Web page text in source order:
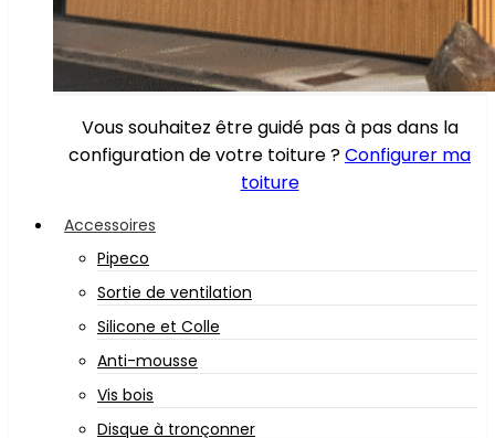
Vous souhaitez être guidé pas à pas dans la
configuration de votre toiture ?Configurer ma
toiture
Accessoires
Pipeco
Sortie de ventilation
Silicone et Colle
Anti-mousse
Vis bois
Disque à tronçonner